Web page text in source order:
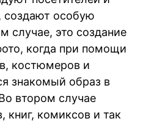
создают особую
случае, это создание
когда при помощи
костюмеров и
знакомый образ в
втором случае
книг, комиксов и так